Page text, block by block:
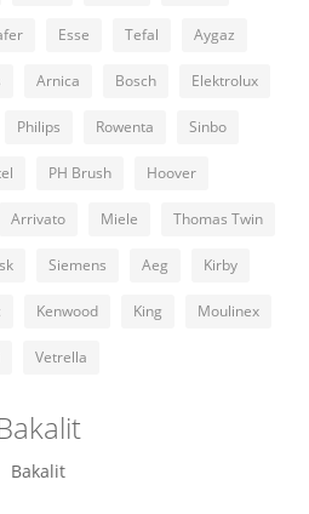
Esse Tefal Aygaz
Arnica Bosch Elektrolux
Philips Rowenta Sinbo
PH Brush Hoover
Arrivato Miele Thomas Twin
Siemens Aeg Kirby
Kenwood King Moulinex
Vetrella
Bakalit